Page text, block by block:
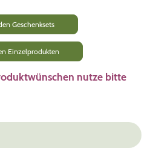
Geschenksets
nutze bitte